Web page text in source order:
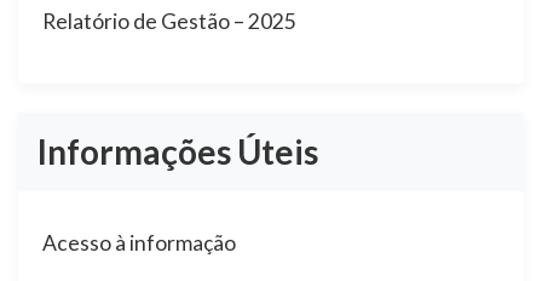
Relatório de Gestão – 2025
Informações Úteis
Acesso à informação